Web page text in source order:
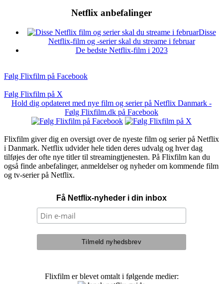
Netflix anbefalinger
Disse
Netflix-film og -serier skal du streame i februar
De bedste Netflix-film i 2023
Følg Flixfilm på Facebook
Følg Flixfilm på X
Hold dig opdateret med nye film og serier på Netflix Danmark -
Følg Flixfilm.dk på Facebook
Flixfilm giver dig en oversigt over de nyeste film og serier på Netflix
i Danmark. Netflix udvider hele tiden deres udvalg og hver dag
tilføjes der ofte nye titler til streamingtjenesten. På Flixfilm kan du
også finde anbefalinger, anmeldelser og nyheder om kommende film
og tv-serier på Netflix.
Få Netflix-nyheder i din inbox
Flixfilm er blevet omtalt i følgende medier: